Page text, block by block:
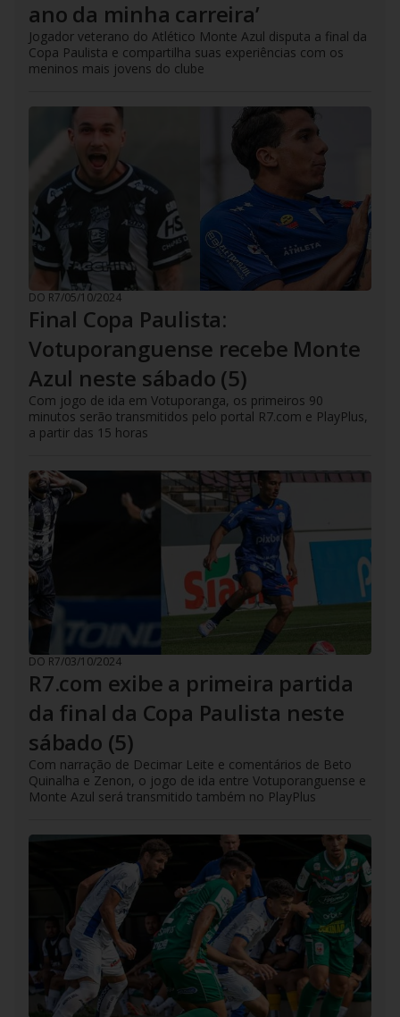
ano da minha carreira’
Jogador veterano do Atlético Monte Azul disputa a final da
Copa Paulista e compartilha suas experiências com os
meninos mais jovens do clube
DO R7/05/10/2024
Final Copa Paulista:
Votuporanguense recebe Monte
Azul neste sábado (5)
Com jogo de ida em Votuporanga, os primeiros 90
minutos serão transmitidos pelo portal R7.com e PlayPlus,
a partir das 15 horas
DO R7/03/10/2024
R7.com exibe a primeira partida
da final da Copa Paulista neste
sábado (5)
Com narração de Decimar Leite e comentários de Beto
Quinalha e Zenon, o jogo de ida entre Votuporanguense e
Monte Azul será transmitido também no PlayPlus